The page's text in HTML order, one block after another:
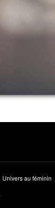
Univers au féminin